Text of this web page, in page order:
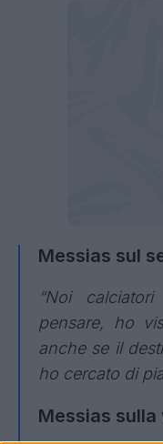
Messias sul
“Noi
pensare, ho
anche se il
ho cercato di
Messias